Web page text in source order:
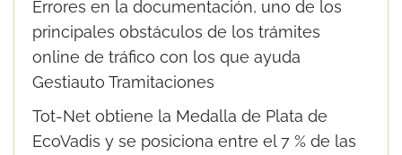
Errores en la documentación, uno de los
principales obstáculos de los trámites
online de tráfico con los que ayuda
Gestiauto Tramitaciones
Tot-Net obtiene la Medalla de Plata de
EcoVadis y se posiciona entre el 7 % de las